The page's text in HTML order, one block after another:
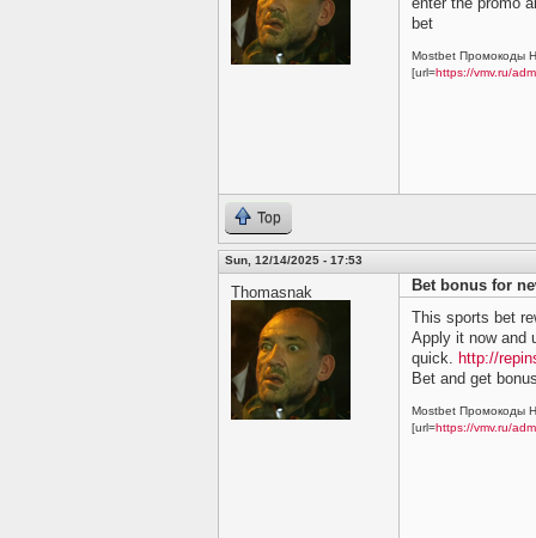
bet
Mostbet Промокоды
[url=https://vmv.ru/
Top
Sun, 12/14/2025 - 17:53
Thomasnak
Bet bonus for
This sports bet
Apply it now and
quick. http://
Bet and get
Mostbet Промокоды
[url=https://vmv.ru/